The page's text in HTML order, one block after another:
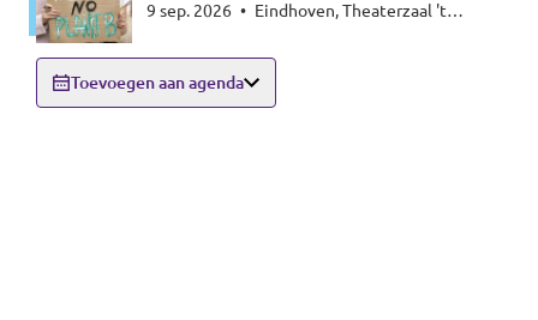
Energy special
9 sep. 2026 •
Eindhoven
Toevoegen aan agenda